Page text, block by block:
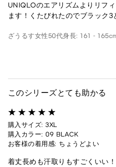
UNIQLOのエアリズムよりリフ
ます！くたびれたのでブラック3
ざうるす女性50代身長: 161 -
このシリーズとても助かる
購入サイズ: 3XL
購入カラー: 09 BLACK
お客様の着用感: ちょうどよい
着丈長めも汗取りもすごくいい